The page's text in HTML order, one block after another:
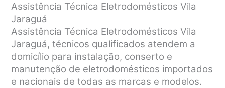
Assistência Técnica Eletrodomésticos Vila
Jaraguá
Assistência Técnica Eletrodomésticos Vila
Jaraguá, técnicos qualificados atendem a
domicílio para instalação, conserto e
manutenção de eletrodomésticos importados
e nacionais de todas as marcas e modelos.